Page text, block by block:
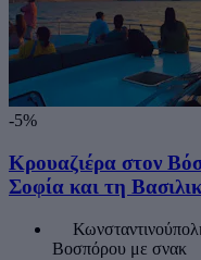
-5%
Κρουαζιέρα στον
Σοφία και τη
Βοσπόρου με σνακ